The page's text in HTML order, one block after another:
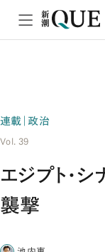
連載｜政治
Vol. 39
エジプト・
襲撃